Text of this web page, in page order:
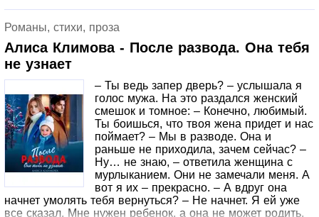
веселыми и поучительными историями.
Романы, стихи, проза
Алиса Климова - После развода. Она тебя
не узнает
– Ты ведь запер дверь? – услышала я
голос мужа. На это раздался женский
смешок и томное: – Конечно, любимый.
Ты боишься, что твоя жена придет и нас
поймает? – Мы в разводе. Она и
раньше не приходила, зачем сейчас? –
Ну… не знаю, – ответила женщина с
мурлыканием. Они не замечали меня. А
вот я их – прекрасно. – А вдруг она
начнет умолять тебя вернуться? – Не начнет. Я ей уже
все сказал. Мне нужен ребенок, а она не может родить.